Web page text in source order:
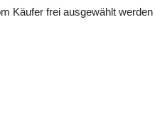
Käufer frei ausgewählt werden